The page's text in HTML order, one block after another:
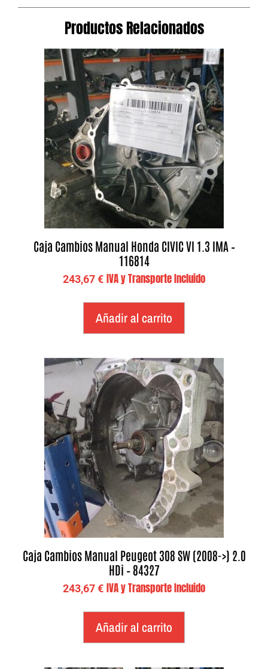
Productos Relacionados
Caja Cambios Manual Honda CIVIC VI 1.3 IMA –
116814
243,67€ IVA y Transporte Incluido
Añadir al carrito
Caja Cambios Manual Peugeot 308 SW (2008->) 2.0
HDi – 84327
243,67€ IVA y Transporte Incluido
Añadir al carrito